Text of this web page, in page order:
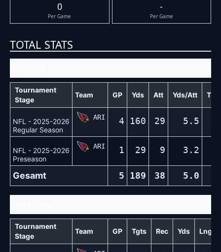
0
Per Game
-
Per Game
TOTAL STATS
Tournament
Stage
Team GP Yds Att Yds/Att TD
NFL - 2025-2026
Regular Season
ARI 4 160 29 5.5
NFL - 2025-2026
Preseason
ARI 1 29 9 3.2
Gesamt 5 189 38 5.0
Tournament
Stage
Team GP Tgts Rec Yds Lng